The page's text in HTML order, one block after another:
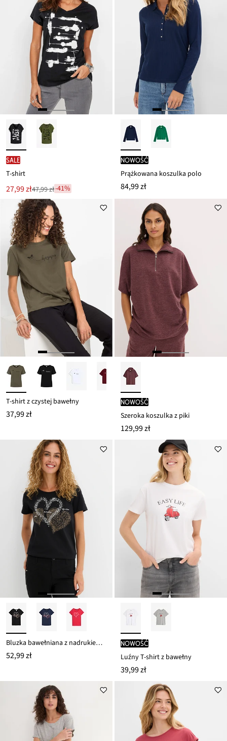
SALE
T-shirt
Nowa
cena
27,99 zł
Przeceniono
ceny
47,99 zł
47,99 zł-41%
nowość
Prążkowana koszulka polo
84,99 zł
T-shirt z czystej bawełny
37,99 zł
nowość
Szeroka koszulka z piki
129,99 zł
Bluzka bawełniana z nadrukiem serca z bawełny organicznej
52,99 zł
nowość
Luźny T-shirt z bawełny
39,99 zł